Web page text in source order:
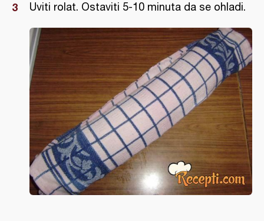
Uviti rolat. Ostaviti 5-10 minuta da se ohladi.